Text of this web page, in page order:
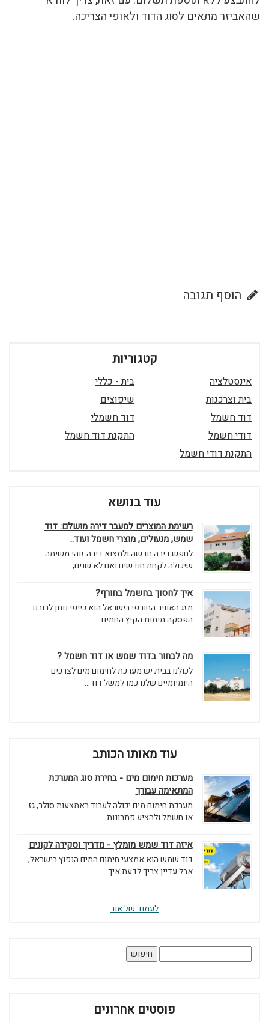
שהאביזר מתאים לסוג הדוד ולאופי הצריכה.
הוסף תגובה
קטגוריות
אינסטלציה
בית - כללי
בית וצרכנות
שיפוצים
דוד חשמל
דוד חשמלי
דודי חשמל
התקנת דוד חשמל
התקנת דודי חשמל
עוד בנושא
רשימת המוצרים למעבר דירה מושלם: דוד
שמש, מנעולים, מוצרי חשמל ועוד..
לחפש דירה חדשה ולמצוא דירה זוהי משימה
שיכולה לקחת חודשים ואם לא שנים,...
איך לחסוך בחשמל בחורף?
מזג האוויר החורפי בישראל הוא כייפי נותן לרובנו
הפסקה מימות הקיץ החמים....
מה לבחור בדוד שמש או דוד חשמל ?
לכולנו בבית יש מערכת לחימום מים לצרכים
היומיומיים שלנו כמו למשל דוד...
עוד מאותו הכותב
מערכות חימום מים - בחירת סוג המערכת
המתאימה עבורך
מערכת חימום מים יכולה לעבוד באמצעות סולר, גז
או חשמל ולהציע פתרונות...
איזה דוד שמש מומלץ - מדריך וסקירה לקונים
דוד שמש הוא אמצעי חימום המים הנפוץ בישראל,
אבל עדיין צריך לדעת איך...
לעמוד של אור
פוסטים אחרונים